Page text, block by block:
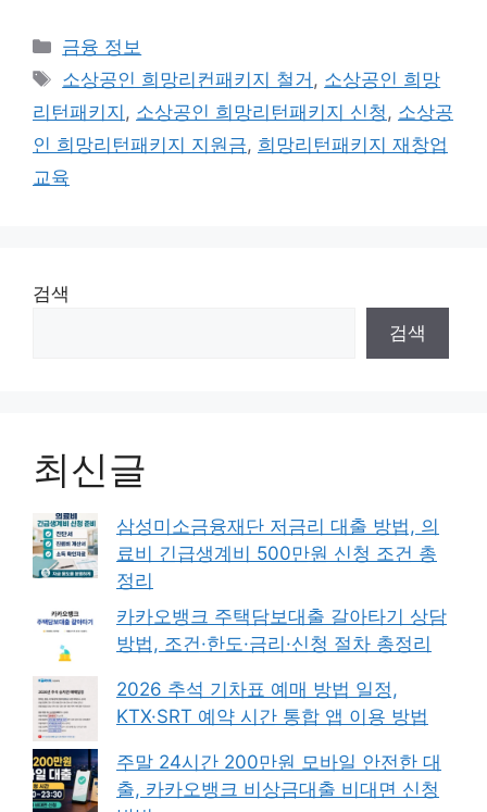
카
테
리
금융 정보
태
그
소상공인 희망리컨패키지 철거 , 소상공인 희망
리턴패키지 , 소상공인 희망리턴패키지 신청 , 소상공
인 희망리턴패키지 지원금, 희망리턴패키지 재창업
교육
검색
검색
최신글
삼성미소금융재단 저금리 대출 방법, 의
료비 긴급생계비 500만원 신청 조건 총
정리
카카오뱅크 주택담보대출 갈아타기 상담
방법, 조건·한도·금리·신청 절차 총정리
2026 추석 기차표 예매 방법 일정,
KTX·SRT 예약 시간 통합 앱 이용 방법
주말 24시간 200만원 모바일 안전한 대
출, 카카오뱅크 비상금대출 비대면 신청